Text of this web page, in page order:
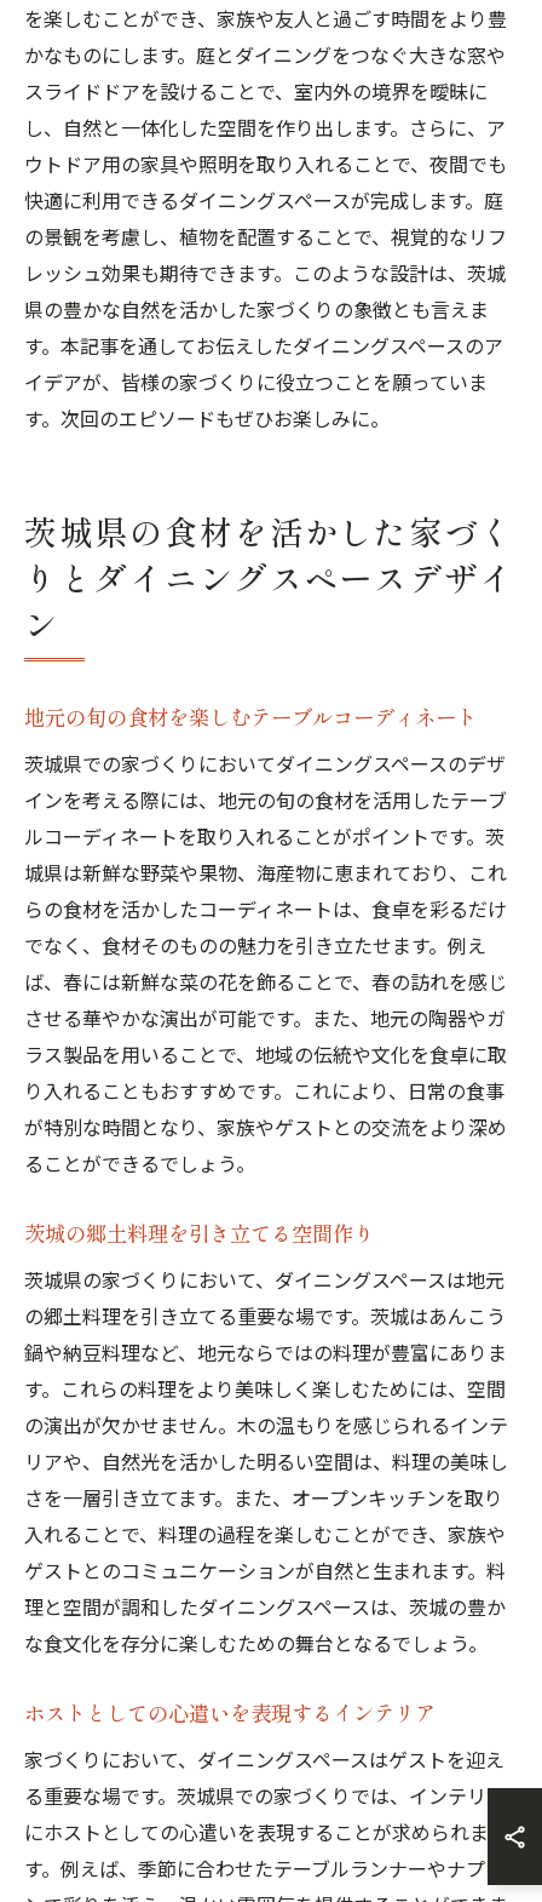
を楽しむことができ、家族や友人と過ごす時間をより豊
かなものにします。庭とダイニングをつなぐ大きな窓や
スライドドアを設けることで、室内外の境界を曖昧に
し、自然と一体化した空間を作り出します。さらに、ア
ウトドア用の家具や照明を取り入れることで、夜間でも
快適に利用できるダイニングスペースが完成します。庭
の景観を考慮し、植物を配置することで、視覚的なリフ
レッシュ効果も期待できます。このような設計は、茨城
県の豊かな自然を活かした家づくりの象徴とも言えま
す。本記事を通してお伝えしたダイニングスペースのア
イデアが、皆様の家づくりに役立つことを願っていま
す。次回のエピソードもぜひお楽しみに。
茨城県の食材を活かした家づく
りとダイニングスペースデザイ
ン
地元の旬の食材を楽しむテーブルコーディネート
茨城県での家づくりにおいてダイニングスペースのデザ
インを考える際には、地元の旬の食材を活用したテーブ
ルコーディネートを取り入れることがポイントです。茨
城県は新鮮な野菜や果物、海産物に恵まれており、これ
らの食材を活かしたコーディネートは、食卓を彩るだけ
でなく、食材そのものの魅力を引き立たせます。例え
ば、春には新鮮な菜の花を飾ることで、春の訪れを感じ
させる華やかな演出が可能です。また、地元の陶器やガ
ラス製品を用いることで、地域の伝統や文化を食卓に取
り入れることもおすすめです。これにより、日常の食事
が特別な時間となり、家族やゲストとの交流をより深め
ることができるでしょう。
茨城の郷土料理を引き立てる空間作り
茨城県の家づくりにおいて、ダイニングスペースは地元
の郷土料理を引き立てる重要な場です。茨城はあんこう
鍋や納豆料理など、地元ならではの料理が豊富にありま
す。これらの料理をより美味しく楽しむためには、空間
の演出が欠かせません。木の温もりを感じられるインテ
リアや、自然光を活かした明るい空間は、料理の美味し
さを一層引き立てます。また、オープンキッチンを取り
入れることで、料理の過程を楽しむことができ、家族や
ゲストとのコミュニケーションが自然と生まれます。料
理と空間が調和したダイニングスペースは、茨城の豊か
な食文化を存分に楽しむための舞台となるでしょう。
ホストとしての心遣いを表現するインテリア
家づくりにおいて、ダイニングスペースはゲストを迎え
る重要な場です。茨城県での家づくりでは、インテリア
にホストとしての心遣いを表現することが求められま
す。例えば、季節に合わせたテーブルランナーやナプキ